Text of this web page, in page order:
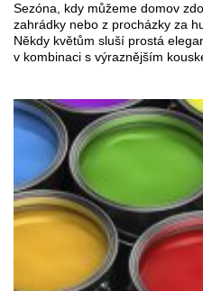
Sezóna, kdy můžeme domov
zahrádky nebo z procházky za
Někdy květům sluší prostá
v kombinaci s výraznějším